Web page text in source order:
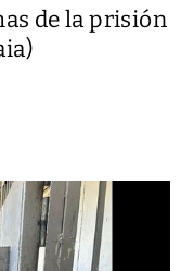
de la prisión